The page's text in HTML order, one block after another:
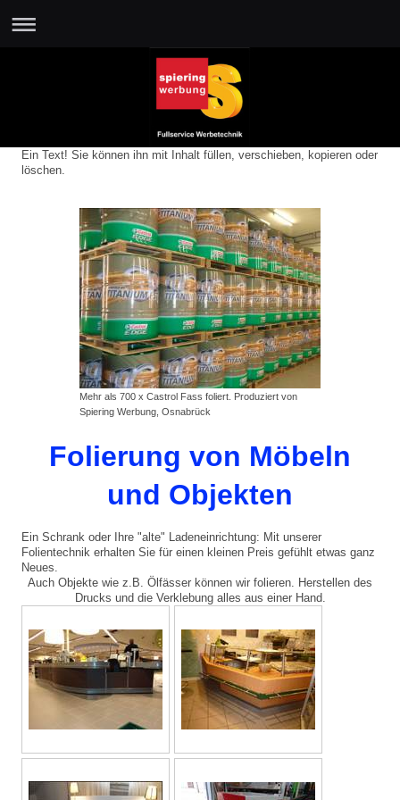
Ein Text! Sie können ihn mit Inhalt füllen, verschieben, kopieren oder
löschen.
Mehr als 700 x Castrol Fass foliert. Produziert von
Spiering Werbung, Osnabrück
Folierung von Möbeln
und Objekten
Ein Schrank oder Ihre "alte" Ladeneinrichtung: Mit unserer
Folientechnik erhalten Sie für einen kleinen Preis gefühlt etwas ganz
Neues.
Auch Objekte wie z.B. Ölfässer können wir folieren. Herstellen des
Drucks und die Verklebung alles aus einer Hand.